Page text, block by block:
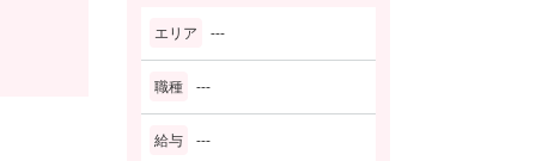
エリア ---
職種 ---
給与 ---